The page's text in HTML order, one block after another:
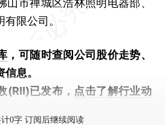
山市禅城区浩林照明电器部、
限公司。
，可随时查阅公司股价走势、
息。
(RII)已发布， 点击了解行业动
0字 订阅后继续阅读